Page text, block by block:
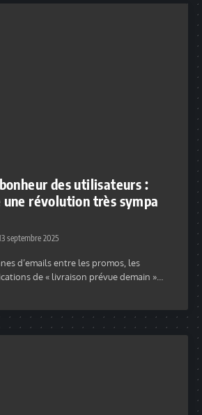
des utilisateurs :
une révolution très sympa
septembre 2025
d’emails entre les promos, les
de « livraison prévue demain »…